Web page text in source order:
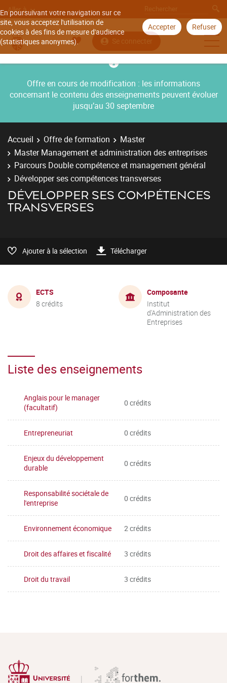
En poursuivant votre navigation sur ce
site, vous acceptez l'utilisation de
cookies à des fins de mesure d'audience
(statistiques anonymes).
Accepter Refuser
Aller à
Se connecter
Offre en cours de modification : les informations
concernant le contenu des enseignements peuvent évoluer
jusqu’au 30 septembre
Accueil Offre de formation
Master
Master Management et administration des entreprises
Parcours Double compétence et management général
Développer ses compétences transverses
DÉVELOPPER SES COMPÉTENCES
TRANSVERSES
Ajouter à la sélection Télécharger
ECTS
8 crédits
Composante
Institut
d'Administration des
Entreprises
Liste des enseignements
Anglais pour le manager
(facultatif)
0 crédits
Entrepreneuriat 0 crédits
Enjeux du développement
durable
0 crédits
Responsabilité sociétale de
l'entreprise
0 crédits
Environnement économique 2 crédits
Droit des affaires et fiscalité 3 crédits
Droit du travail 3 crédits